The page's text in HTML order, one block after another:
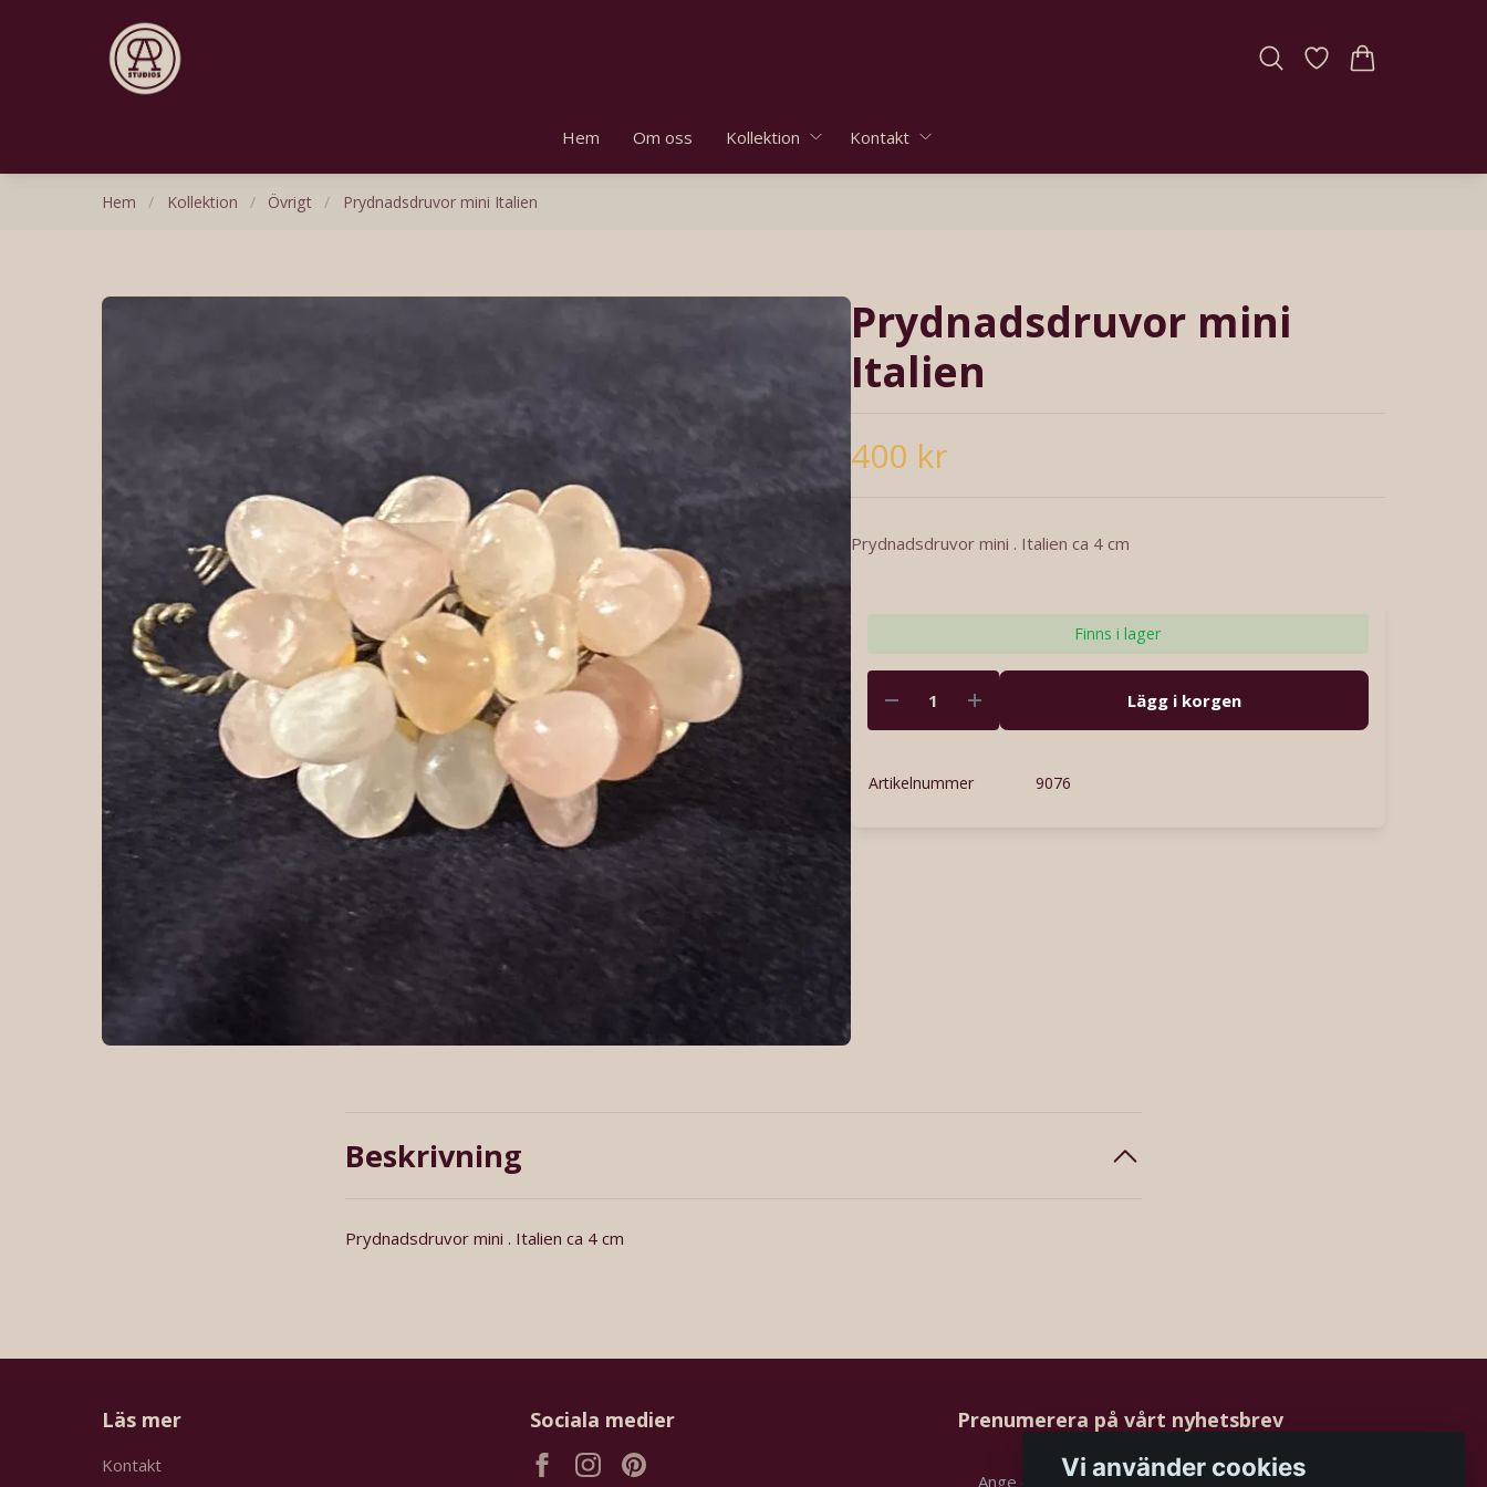
Hem Om oss Kollektion Kontakt
Hem / Kollektion / Övrigt / Prydnadsdruvor mini Italien
Prydnadsdruvor mini
Italien
400 kr
Prydnadsdruvor mini . Italien ca 4 cm
Finns i lager
Lägg i korgen
Artikelnummer 9076
Beskrivning
Prydnadsdruvor mini . Italien ca 4 cm
Läs mer
Kontakt
Sociala medier Prenumerera på vårt nyhetsbrev
Prenumerera
Vi använder cookies